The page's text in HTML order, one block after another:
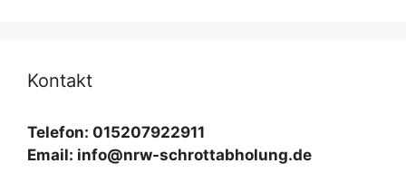
Kontakt
Telefon: 015207922911
Email: info@nrw-schrottabholung.de